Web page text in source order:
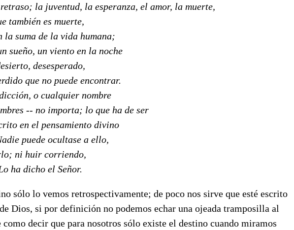
la juventud, la esperanza, el amor, la muerte,
también es muerte,
la suma de la vida humana;
sueño, un viento en la noche
desesperado,
que no puede encontrar.
o cualquier nombre
-- no importa; lo que ha de ser
en el pensamiento divino
puede ocultase a ello,
ni huir corriendo,
ha dicho el Señor.
sólo lo vemos retrospectivamente; de poco nos sirve que esté escrito
Dios, si por definición no podemos echar una ojeada tramposilla al
decir que para nosotros sólo existe el destino cuando miramos